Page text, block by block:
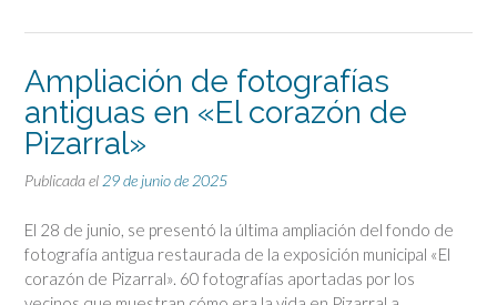
Ampliación de fotografías
antiguas en «El corazón de
Pizarral»
Publicada el 29 de junio de 2025
El 28 de junio, se presentó la última ampliación del fondo de
fotografía antigua restaurada de la exposición municipal «El
corazón de Pizarral». 60 fotografías aportadas por los